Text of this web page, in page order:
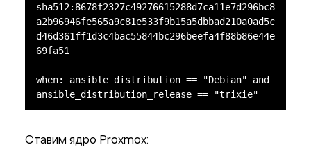
sha512:8678f2327c49276615288d7ca11e7d296bc8
a2b96946fe565a9c81e533f9b15a5dbbad210a0ad5c
d46d361ff1d3c4bac55844bc296beefa4f88b86e44e
69fa51
when: ansible_distribution == "Debian" and
ansible_distribution_release == "trixie"
Ставим ядро Proxmox: